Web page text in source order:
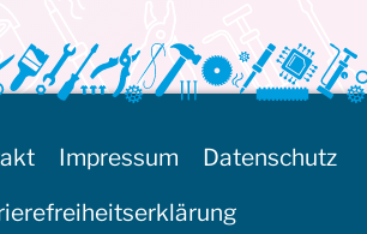
Impressum
Datenschutz